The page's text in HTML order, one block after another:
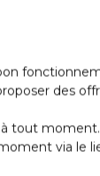
des
à tout moment.
via le